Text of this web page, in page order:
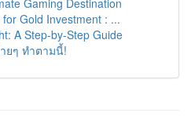
Gaming Destination
Gold Investment : ...
A Step-by-Step Guide
ยๆ ทำตามนี้!